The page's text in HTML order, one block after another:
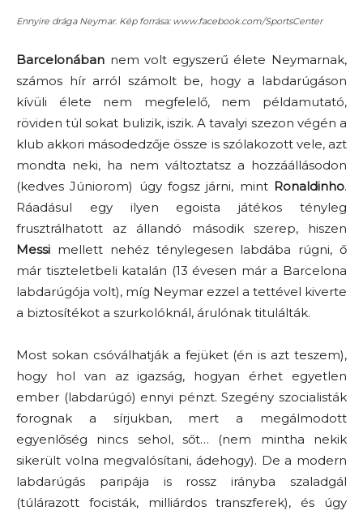
Ennyire drága Neymar. Kép forrása: www.facebook.com/SportsCenter
Barcelonában nem volt egyszerű élete Neymarnak,
számos hír arról számolt be, hogy a labdarúgáson
kívüli élete nem megfelelő, nem példamutató,
röviden túl sokat bulizik, iszik. A tavalyi szezon végén a
klub akkori másodedzője össze is szólakozott vele, azt
mondta neki, ha nem változtatsz a hozzáállásodon
(kedves Júniorom) úgy fogsz járni, mint Ronaldinho.
Ráadásul egy ilyen egoista játékos tényleg
frusztrálhatott az állandó második szerep, hiszen
Messi mellett nehéz ténylegesen labdába rúgni, ő
már tiszteletbeli katalán (13 évesen már a Barcelona
labdarúgója volt), míg Neymar ezzel a tettével kiverte
a biztosítékot a szurkolóknál, árulónak titulálták.
Most sokan csóválhatják a fejüket (én is azt teszem),
hogy hol van az igazság, hogyan érhet egyetlen
ember (labdarúgó) ennyi pénzt. Szegény szocialisták
forognak a sírjukban, mert a megálmodott
egyenlőség nincs sehol, sőt… (nem mintha nekik
sikerült volna megvalósítani, ádehogy). De a modern
labdarúgás paripája is rossz irányba szaladgál
(túlárazott focisták, milliárdos transzferek), és úgy